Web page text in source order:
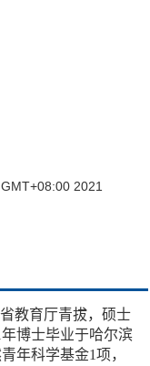
2021
教育厅青拔，硕士
博士毕业于哈尔滨
年科学基金1项，